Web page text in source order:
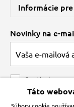
Predajňa a
Informácie
O spoločnosti
Veľkoobchod
Obchodné
Kontakt
Novinky na e-
Souhlasím se
ochrany
Táto